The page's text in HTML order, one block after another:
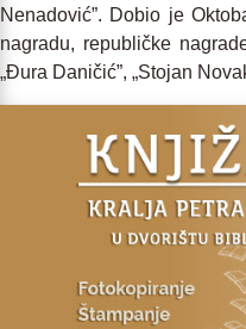
Nenadović”. Dobio je
nagradu, republičke
„Đura Daničić”, „Stojan